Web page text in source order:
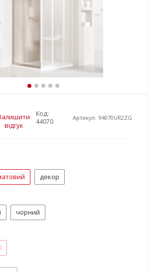
відгук
Код:
44070
Артикул: 94070UR2ZG
декор
чорний